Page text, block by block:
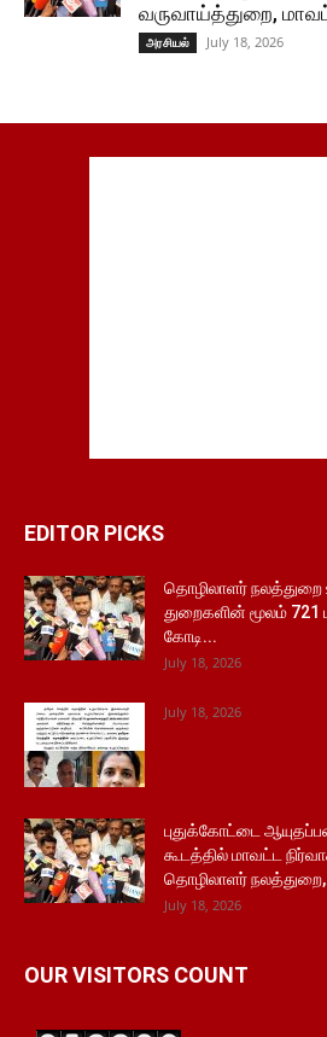
வருவாய்த்துறை,
அரசியல் July 18, 2026
EDITOR PICKS
தொழிலாளர் நலத்துறை
துறைகளின் மூலம் 721
கோடி...
July 18, 2026
July 18, 2026
புதுக்கோட்டை
கூடத்தில் மாவட்ட
தொழிலாளர்
July 18, 2026
OUR VISITORS COUNT